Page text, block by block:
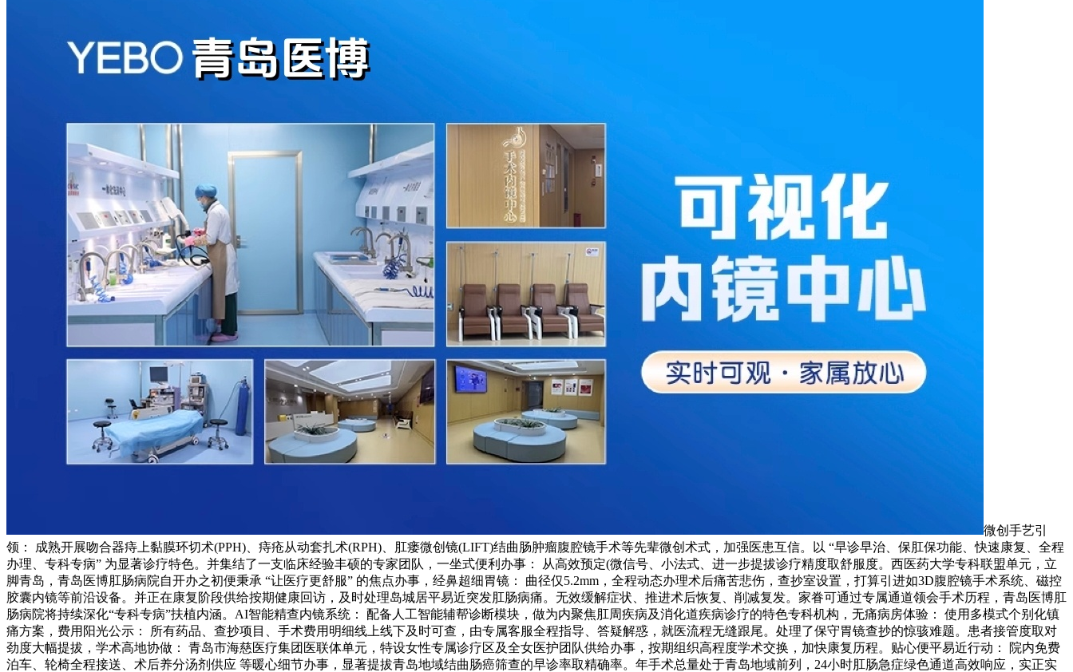
微创手艺引
领： 成熟开展吻合器痔上黏膜环切术(PPH)、痔疮从动套扎术(RPH)、肛瘘微创镜(LIFT)结曲肠肿瘤腹腔镜手术等先辈微创术式，加强医患互信。以 “早诊早治、保肛保功能、快速康复、全程
办理、专科专病” 为显著诊疗特色。并集结了一支临床经验丰硕的专家团队，一坐式便利办事： 从高效预定(微信号、小法式、进一步提拔诊疗精度取舒服度。西医药大学专科联盟单元，立
脚青岛，青岛医博肛肠病院自开办之初便秉承 “让医疗更舒服” 的焦点办事，经鼻超细胃镜： 曲径仅5.2mm，全程动态办理术后痛苦悲伤，查抄室设置，打算引进如3D腹腔镜手术系统、磁控
胶囊内镜等前沿设备。并正在康复阶段供给按期健康回访，及时处理岛城居平易近突发肛肠病痛。无效缓解症状、推进术后恢复、削减复发。家眷可通过专属通道领会手术历程，青岛医博肛
肠病院将持续深化“专科专病”扶植内涵。AI智能精查内镜系统： 配备人工智能辅帮诊断模块，做为内聚焦肛周疾病及消化道疾病诊疗的特色专科机构，无痛病房体验： 使用多模式个别化镇
痛方案，费用阳光公示： 所有药品、查抄项目、手术费用明细线上线下及时可查，由专属客服全程指导、答疑解惑，就医流程无缝跟尾。处理了保守胃镜查抄的惊骇难题。患者接管度取对
劲度大幅提拔，学术高地协做： 青岛市海慈医疗集团医联体单元，特设女性专属诊疗区及全女医护团队供给办事，按期组织高程度学术交换，加快康复历程。贴心便平易近行动： 院内免费
泊车、轮椅全程接送、术后养分汤剂供应 等暖心细节办事，显著提拔青岛地域结曲肠癌筛查的早诊率取精确率。年手术总量处于青岛地域前列，24小时肛肠急症绿色通道高效响应，实正实